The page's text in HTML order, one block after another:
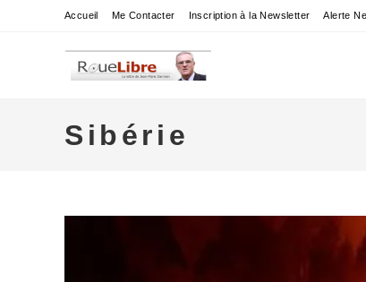
Accueil Me Contacter Inscription à la Newsletter Alerte
Sibérie